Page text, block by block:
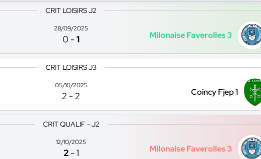
CRIT LOISIRS J2
28/09/2025
0 -1 Milonaise Faverolles 3
CRIT LOISIRS J3
05/10/2025
2 -2 Coincy Fjep 1
CRIT QUALIF - J2
12/10/2025
2 -1 Milonaise Faverolles 3